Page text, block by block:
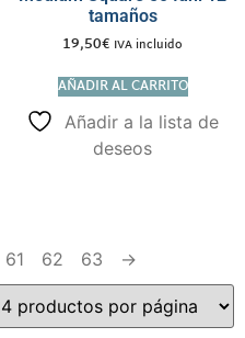
tamaños
19,50€ IVA incluido
AÑADIR AL CARRITO
Añadir a la lista de
deseos
61 62 63 →